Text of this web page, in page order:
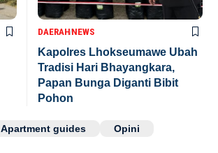
DAERAHNEWS
Kapolres Lhokseumawe Ubah
Tradisi Hari Bhayangkara,
Papan Bunga Diganti Bibit
Pohon
Apartment guides
Opini